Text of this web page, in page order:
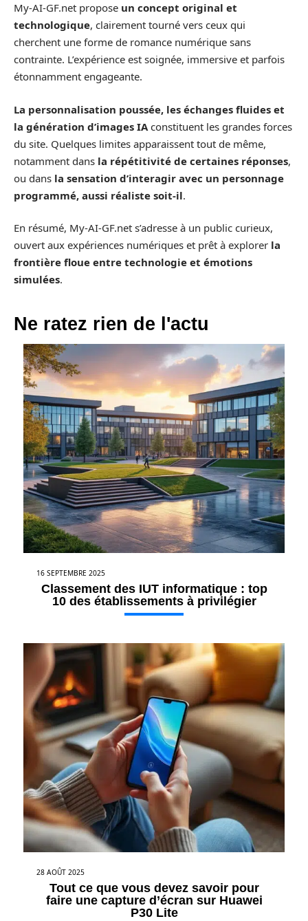
My-AI-GF.net propose un concept original et
technologique, clairement tourné vers ceux qui
cherchent une forme de romance numérique sans
contrainte. L’expérience est soignée, immersive et parfois
étonnamment engageante.
La personnalisation poussée, les échanges fluides et
la génération d’images IA constituent les grandes forces
du site. Quelques limites apparaissent tout de même,
notamment dans la répétitivité de certaines réponses,
ou dans la sensation d’interagir avec un personnage
programmé, aussi réaliste soit-il.
En résumé, My-AI-GF.net s’adresse à un public curieux,
ouvert aux expériences numériques et prêt à explorer la
frontière floue entre technologie et émotions
simulées.
Ne ratez rien de l'actu
16 SEPTEMBRE 2025
Classement des IUT informatique : top
10 des établissements à privilégier
28 AOÛT 2025
Tout ce que vous devez savoir pour
faire une capture d’écran sur Huawei
P30 Lite